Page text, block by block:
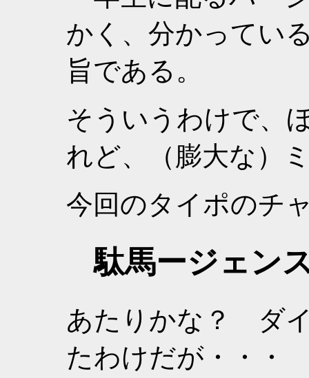
かく、分かってい
旨である。
そういうわけで、
れど、（膨大な）
今回のタイポのチ
駄馬ージェン
あたりかな？ ダ
たわけだが・・・